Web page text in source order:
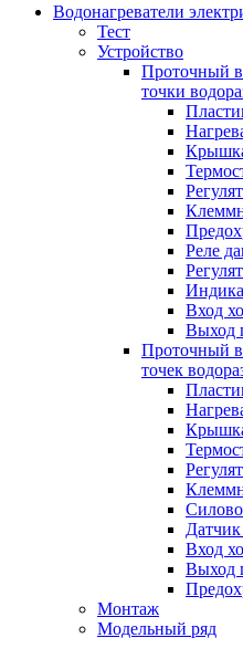
Водонагреватели
Тест
Устройство
Проточный
точки
Реле
Вход
Выход
Проточный
точек
Вход
Выход
Монтаж
Модельный ряд